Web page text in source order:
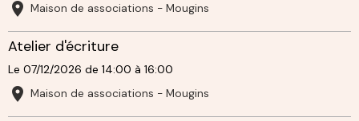
Maison de associations - Mougins
Atelier d'écriture
Le 07/12/2026 de 14:00 à 16:00
Maison de associations - Mougins